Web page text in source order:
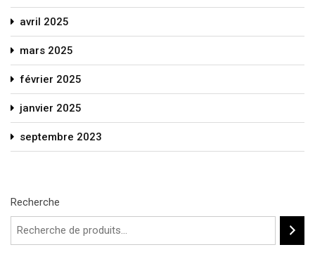
avril 2025
mars 2025
février 2025
janvier 2025
septembre 2023
Recherche